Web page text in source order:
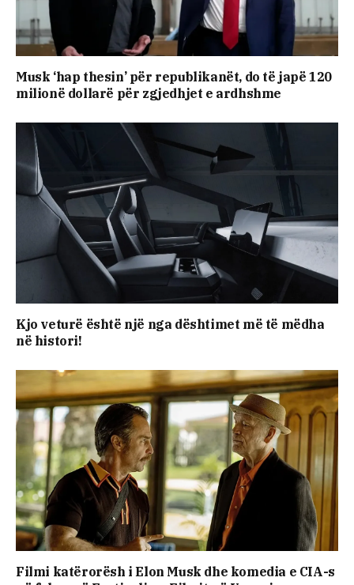
Musk ‘hap thesin’ për republikanët, do të japë 120
milionë dollarë për zgjedhjet e ardhshme
Kjo veturë është një nga dështimet më të mëdha
në histori!
Filmi katërorësh i Elon Musk dhe komedia e CIA-s